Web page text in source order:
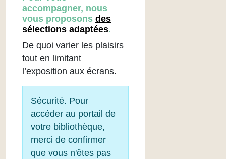
accompagner, nous
vous proposons des
sélections adaptées.
De quoi varier les plaisirs
tout en limitant
l’exposition aux écrans.
Sécurité. Pour
accéder au portail de
votre bibliothèque,
merci de confirmer
que vous n'êtes pas